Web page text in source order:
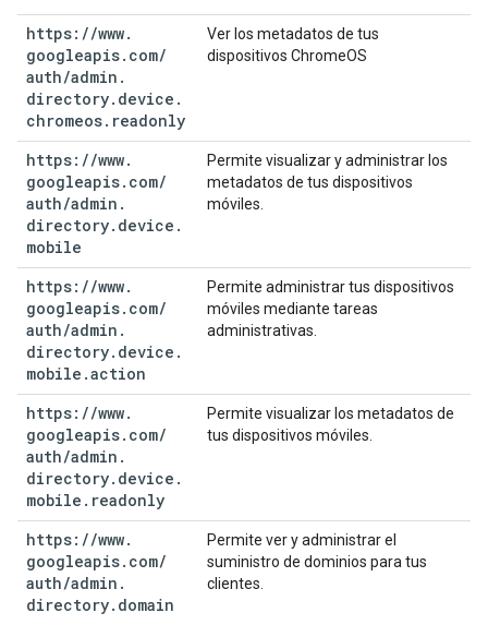
https: //www.
googleapis. com/
auth/admin .
directory. device .
chromeos. readonly
Ver los metadatos de tus
dispositivos ChromeOS
https: //www.
googleapis. com/
auth/admin .
directory. device .
mobile
Permite visualizar y administrar los
metadatos de tus dispositivos
móviles.
https: //www.
googleapis. com/
auth/admin .
directory. device .
mobile .action
Permite administrar tus dispositivos
móviles mediante tareas
administrativas.
https: //www.
googleapis. com/
auth/admin .
directory. device .
mobile . readonly
Permite visualizar los metadatos de
tus dispositivos móviles.
https: //www.
googleapis. com/
auth/admin .
directory. domain
Permite ver y administrar el
suministro de dominios para tus
clientes.